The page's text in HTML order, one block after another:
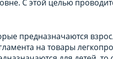
С этой целью
предназначаются
на товары